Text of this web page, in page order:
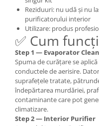
Reziduuri: nu udă și nu
purificatorului interior
Utilizare: produs
✅ Cum
Step 1 — Evaporator
Spuma de curățare se
conductele de aerisire.
suprafețele tratate,
îndepărtarea murdăriei,
contaminante care pot
climatizare.
Step 2 — Interior Purifier